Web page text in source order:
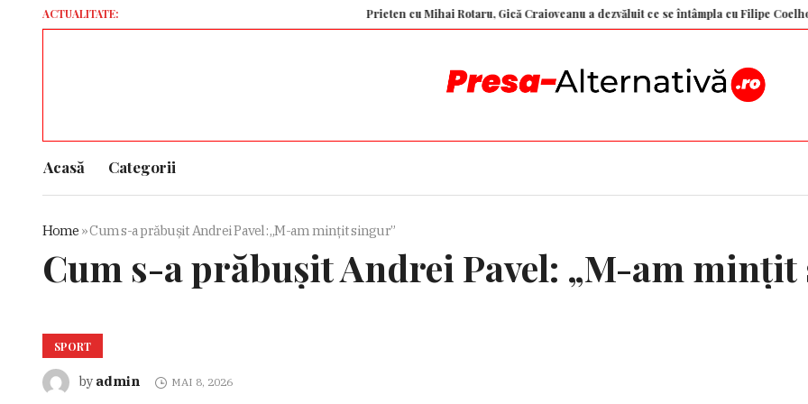
ACTUALITATE: Prieten cu Mihai Rotaru, Gică Craioveanu a dezvăluit ce se întâmpla cu Filipe Coelho după
Acasă Categorii
Home »Cum s-a prăbușit Andrei Pavel: „M-am mințit singur”
Cum s-a prăbușit Andrei Pavel: „M-am
SPORT
by admin MAI 8, 2026